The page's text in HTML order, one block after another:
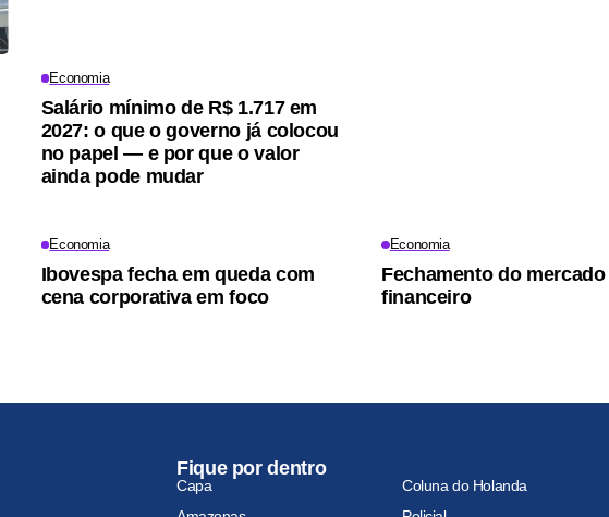
Economia
Salário mínimo de R$ 1.717 em
2027: o que o governo já colocou
no papel — e por que o valor
ainda pode mudar
Economia
Ibovespa fecha em queda com
cena corporativa em foco
Economia
Fechamento do mercado
financeiro
Fique por dentro
Capa
Coluna do Holanda